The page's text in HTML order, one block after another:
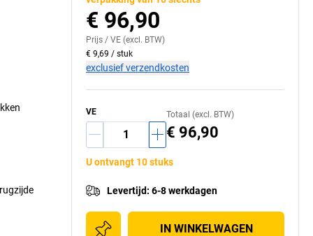
€ 96,90
Prijs / VE (excl. BTW)
€ 9,69 / stuk
exclusief verzendkosten
VE Totaal (excl. BTW)
€ 96,90
U ontvangt 10 stuks
Levertijd: 6-8 werkdagen
IN WINKELWAGEN